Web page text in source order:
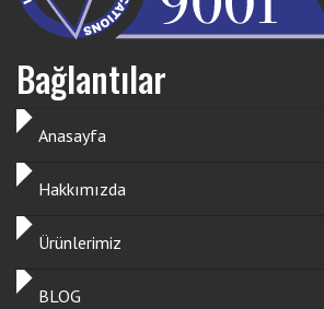
Bağlantılar
Anasayfa
Hakkımızda
Ürünlerimiz
BLOG